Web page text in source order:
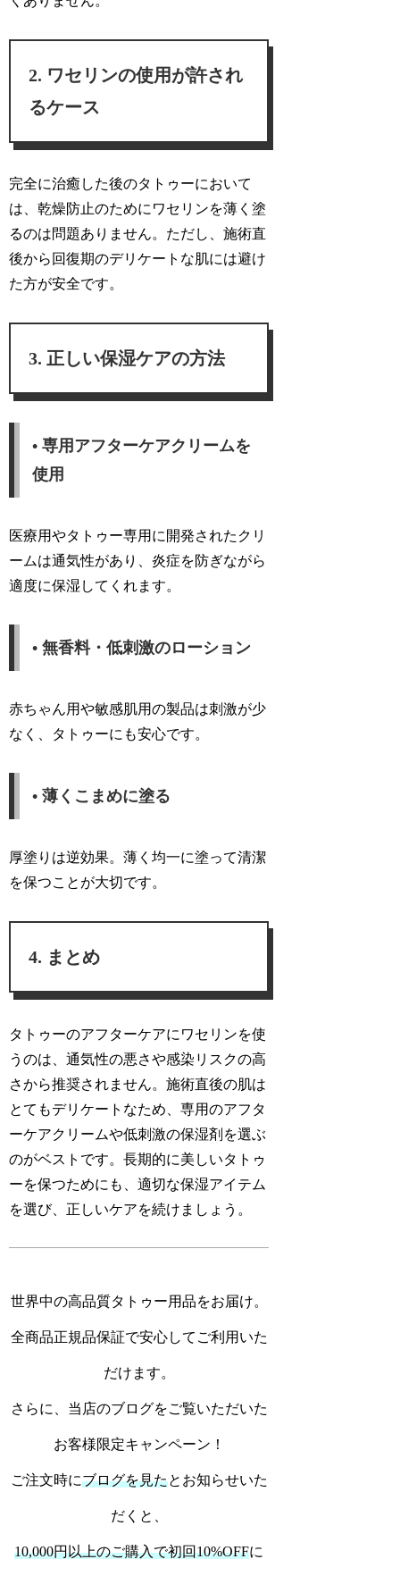
ワセリンの使用が許され
るケース
完全に治癒した後のタトゥーにおいて
は、乾燥防止のためにワセリンを薄く塗
るのは問題ありません。ただし、施術直
後から回復期のデリケートな肌には避け
た方が安全です。
正しい保湿ケアの方法
• 専用アフターケアクリームを
使用
医療用やタトゥー専用に開発されたクリ
ームは通気性があり、炎症を防ぎながら
適度に保湿してくれます。
• 無香料・低刺激のローション
赤ちゃん用や敏感肌用の製品は刺激が少
なく、タトゥーにも安心です。
• 薄くこまめに塗る
厚塗りは逆効果。薄く均一に塗って清潔
を保つことが大切です。
まとめ
タトゥーのアフターケアにワセリンを使
うのは、通気性の悪さや感染リスクの高
さから推奨されません。施術直後の肌は
とてもデリケートなため、専用のアフタ
ーケアクリームや低刺激の保湿剤を選ぶ
のがベストです。長期的に美しいタトゥ
ーを保つためにも、適切な保湿アイテム
を選び、正しいケアを続けましょう。
世界中の高品質タトゥー用品をお届け。
全商品正規品保証で安心してご利用いた
だけます。
さらに、当店のブログをご覧いただいた
お客様限定キャンペーン！
ご注文時にブログを見たとお知らせいた
だくと、
10,000円以上のご購入で初回10%OFFに